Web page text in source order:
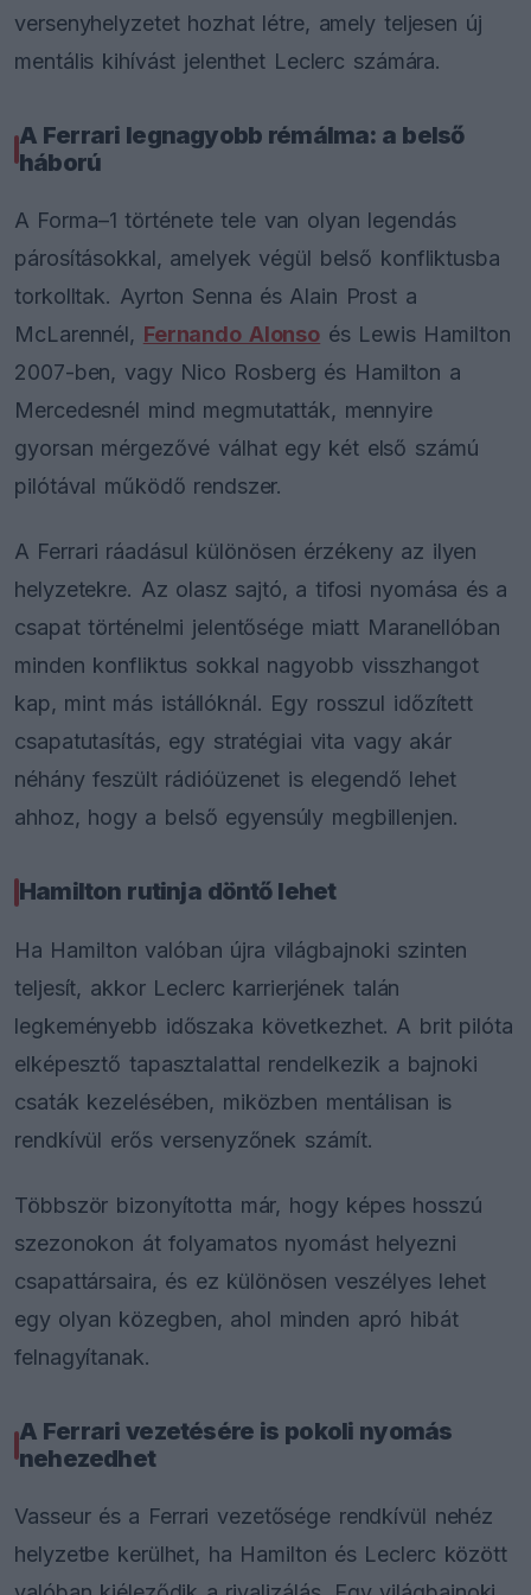
versenyhelyzetet hozhat létre, amely teljesen új
mentális kihívást jelenthet Leclerc számára.
A Ferrari legnagyobb rémálma: a belső
háború
A Forma–1 története tele van olyan legendás
párosításokkal, amelyek végül belső konfliktusba
torkolltak. Ayrton Senna és Alain Prost a
McLarennél, Fernando Alonso és Lewis Hamilton
2007-ben, vagy Nico Rosberg és Hamilton a
Mercedesnél mind megmutatták, mennyire
gyorsan mérgezővé válhat egy két első számú
pilótával működő rendszer.
A Ferrari ráadásul különösen érzékeny az ilyen
helyzetekre. Az olasz sajtó, a tifosi nyomása és a
csapat történelmi jelentősége miatt Maranellóban
minden konfliktus sokkal nagyobb visszhangot
kap, mint más istállóknál. Egy rosszul időzített
csapatutasítás, egy stratégiai vita vagy akár
néhány feszült rádióüzenet is elegendő lehet
ahhoz, hogy a belső egyensúly megbillenjen.
Hamilton rutinja döntő lehet
Ha Hamilton valóban újra világbajnoki szinten
teljesít, akkor Leclerc karrierjének talán
legkeményebb időszaka következhet. A brit pilóta
elképesztő tapasztalattal rendelkezik a bajnoki
csaták kezelésében, miközben mentálisan is
rendkívül erős versenyzőnek számít.
Többször bizonyította már, hogy képes hosszú
szezonokon át folyamatos nyomást helyezni
csapattársaira, és ez különösen veszélyes lehet
egy olyan közegben, ahol minden apró hibát
felnagyítanak.
A Ferrari vezetésére is pokoli nyomás
nehezedhet
Vasseur és a Ferrari vezetősége rendkívül nehéz
helyzetbe kerülhet, ha Hamilton és Leclerc között